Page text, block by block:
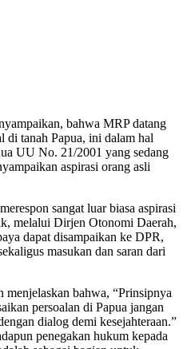
bahwa MRP datang
di tanah Papua, ini dalam hal
UU No. 21/2001 yang sedang
aspirasi orang asli
sangat luar biasa aspirasi
melalui Dirjen Otonomi Daerah,
dapat disampaikan ke DPR,
masukan dan saran dari
bahwa, “Prinsipnya
persoalan di Papua jangan
dialog demi kesejahteraan.”
penegakan hukum kepada